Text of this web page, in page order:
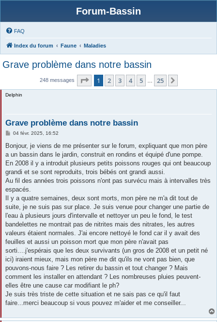
Forum-Bassin
FAQ
Index du forum Faune Maladies
Grave problème dans notre bassin
248 messages Page 1sur25
1 2 3 4 5 25
Delphin
Grave problème dans notre bassin
M
s
a
g
04 févr. 2025, 16:52
Bonjour, je viens de me présenter sur le forum, expliquant que mon père
a un bassin dans le jardin, construit en rondins et équipé d'une pompe.
En 2008 il y a introduit plusieurs petits poissons rouges qui ont beaucoup
grandi et se sont reproduits, trois bébés ont grandi aussi.
Au fil des années trois poissons n'ont pas survécu mais à intervalles très
espacés.
Il y a quatre semaines, deux sont morts, mon père ne m'a dit tout de
suite, je ne suis pas sur place. Je suis venue pour changer une partie de
l'eau à plusieurs jours d'intervalle et nettoyer un peu le fond, le test
bandelettes ne montrait pas de nitrites mais des nitrates, les autres
valeurs étaient normales. J'ai encore nettoyé le fond car il y avait des
feuilles et aussi un poisson mort que mon père n'avait pas
sorti....j'espérais que les deux survivants (un gros de 2008 et un petit né
ici) iraient mieux, mais mon père me dit qu'ils ne vont pas bien, que
pouvons-nous faire ? Les retirer du bassin et tout changer ? Mais
comment les installer en attendant ? Les nombreuses pluies peuvent-
elles être une cause car modifiant le ph?
Je suis très triste de cette situation et ne sais pas ce qu'il faut
faire...merci beaucoup si vous pouvez m'aider et me conseiller...